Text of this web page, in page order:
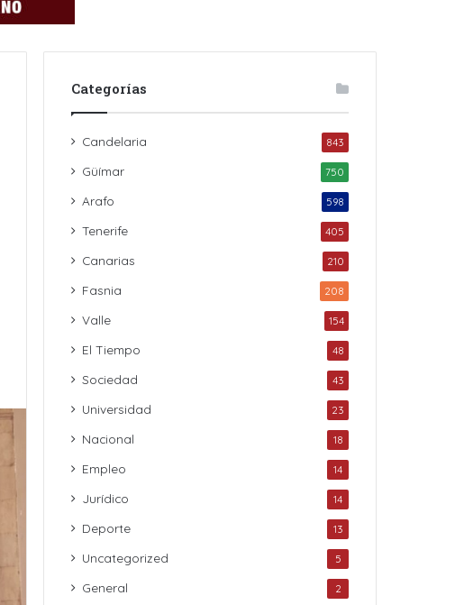
Categorías
Candelaria 843
Güímar 750
Arafo 598
Tenerife 405
Canarias 210
Fasnia 208
Valle 154
El Tiempo 48
Sociedad 43
Universidad 23
Nacional 18
Empleo 14
Jurídico 14
Deporte 13
Uncategorized 5
General 2